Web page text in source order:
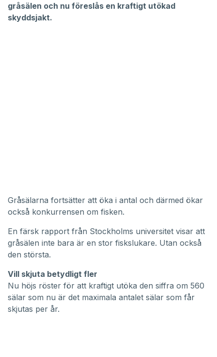
gråsälen och nu föreslås en kraftigt utökad
skyddsjakt.
Gråsälarna fortsätter att öka i antal och därmed ökar
också konkurrensen om fisken.
En färsk rapport från Stockholms universitet visar att
gråsälen inte bara är en stor fiskslukare. Utan också
den största.
Vill skjuta betydligt fler
Nu höjs röster för att kraftigt utöka den siffra om 560
sälar som nu är det maximala antalet sälar som får
skjutas per år.